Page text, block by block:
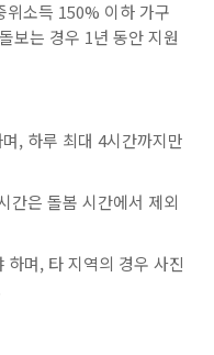
위소득 150% 이하 가구
보는 경우 1년 동안 지원
, 하루 최대 4시간까지만
간은 돌봄 시간에서 제외
며, 타 지역의 경우 사진